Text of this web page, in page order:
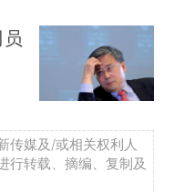
传媒及/或相关权利人
行转载、摘编、复制及